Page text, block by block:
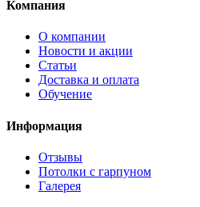
Компания
О компании
Новости и акции
Статьи
Доставка и оплата
Обучение
Информация
Отзывы
Потолки с гарпуном
Галерея